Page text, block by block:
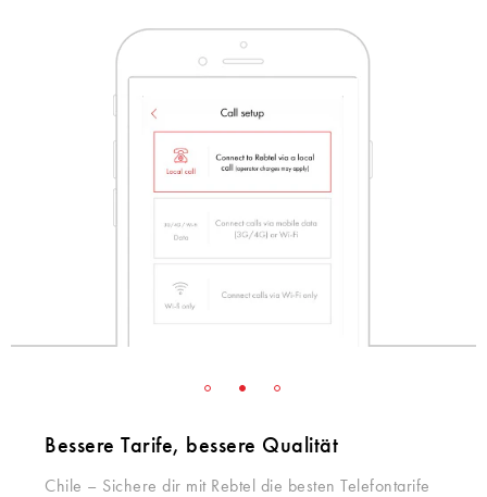
Bessere Tarife, bessere Qualität
Chile – Sichere dir mit Rebtel die besten Telefontarife